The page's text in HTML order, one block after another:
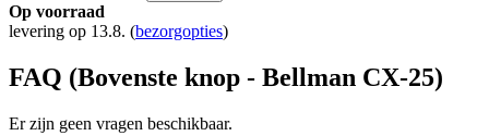
Op voorraad
levering op 13.8. (bezorgopties)
FAQ (Bovenste knop - Bellman CX-25)
Er zijn geen vragen beschikbaar.